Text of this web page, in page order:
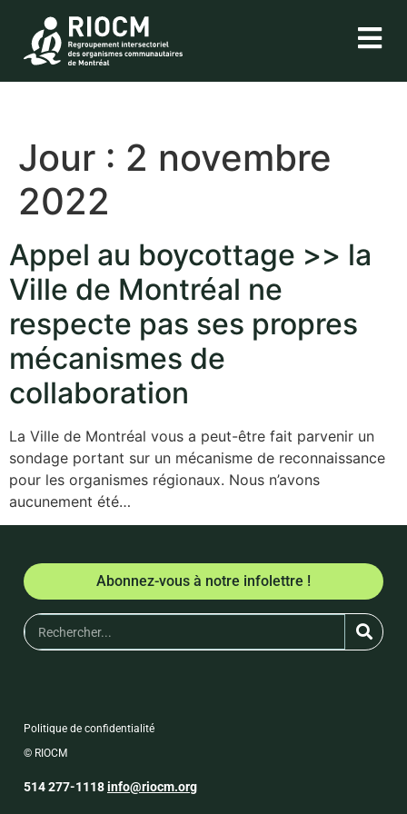
Jour : 2 novembre
2022
Appel au boycottage >> la
Ville de Montréal ne
respecte pas ses propres
mécanismes de
collaboration
La Ville de Montréal vous a peut-être fait parvenir un
sondage portant sur un mécanisme de reconnaissance
pour les organismes régionaux. Nous n’avons
aucunement été…
Abonnez-vous à notre infolettre !
Politique de confidentialité
© RIOCM
514 277-1118info@riocm.org